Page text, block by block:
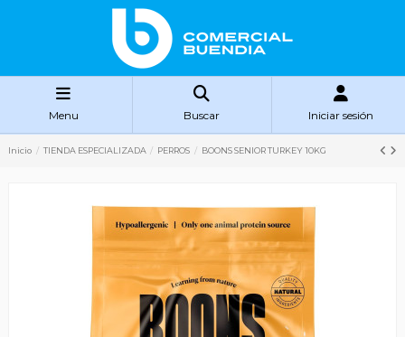
Menu Buscar Iniciar sesión
Inicio TIENDA ESPECIALIZADA PERROS BOONS SENIOR TURKEY 10KG